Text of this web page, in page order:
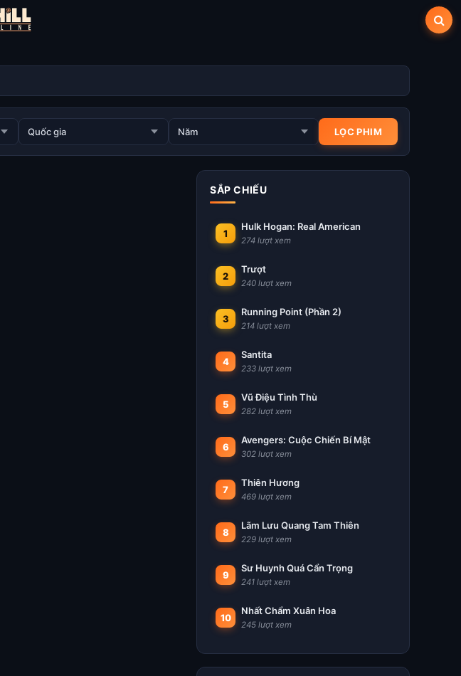
SẮP CHIẾU
1
Hulk Hogan: Real American
274 lượt xem
2
Trượt
240 lượt xem
3
Running Point (Phần 2)
214 lượt xem
4
Santita
233 lượt xem
5
Vũ Điệu Tình Thù
282 lượt xem
6
Avengers: Cuộc Chiến Bí Mật
302 lượt xem
7
Thiên Hương
469 lượt xem
8
Lãm Lưu Quang Tam Thiên
229 lượt xem
9
Sư Huynh Quá Cẩn Trọng
241 lượt xem
10
Nhất Chẩm Xuân Hoa
245 lượt xem